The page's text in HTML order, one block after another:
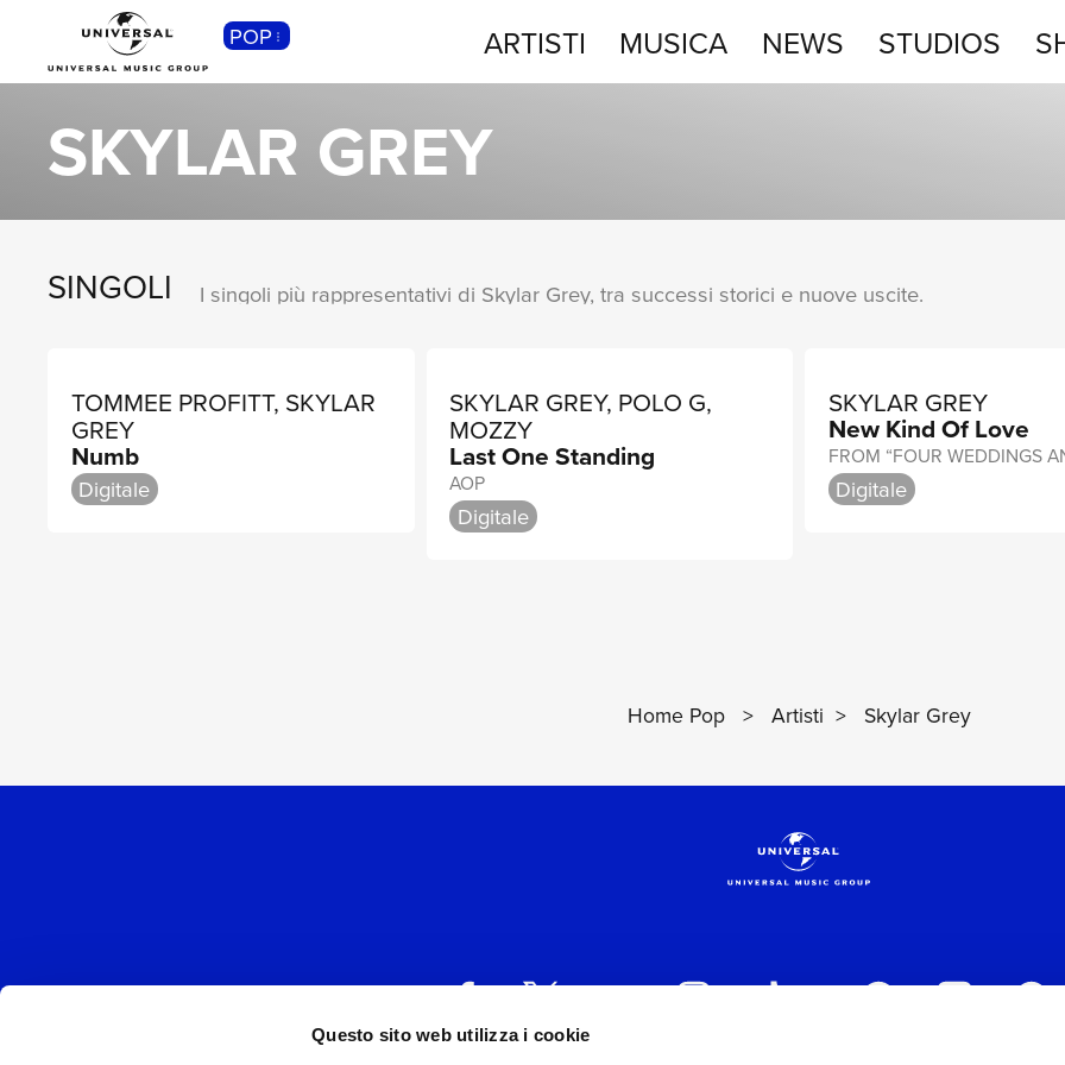
Questo sito web utilizza i cookie
POP ARTISTI MUSICA NEWS STUDIOS
SKYLAR GREY
SINGOLI I singoli più rappresentativi di Skylar Grey, tra successi storici e nuove uscite.
TOMMEE PROFITT, SKYLAR
GREY
Numb
Digitale
SKYLAR GREY, POLO G,
MOZZY
Last One Standing
AOP
Digitale
SKYLAR GREY
New Kind Of Love
Digitale
Home Pop > Artisti > Skylar Grey
CLASSICA
Contemporanea, Moderna...
STUDIOS
SHOP